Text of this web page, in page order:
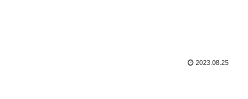
2023.08.25